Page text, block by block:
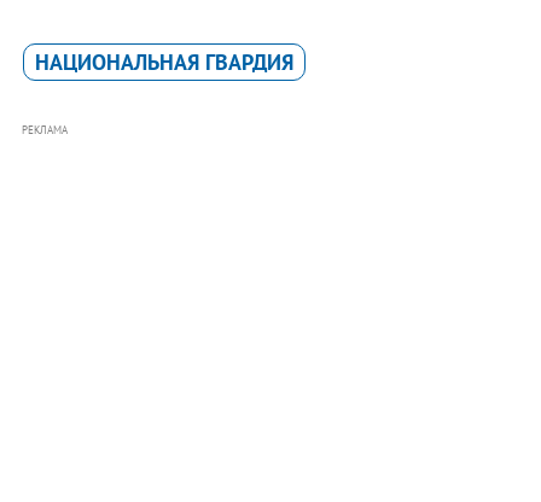
НАЦИОНАЛЬНАЯ ГВАРДИЯ
РЕКЛАМА